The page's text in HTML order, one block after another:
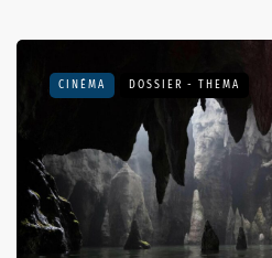
CINÉMA DOSSIER - THEMA